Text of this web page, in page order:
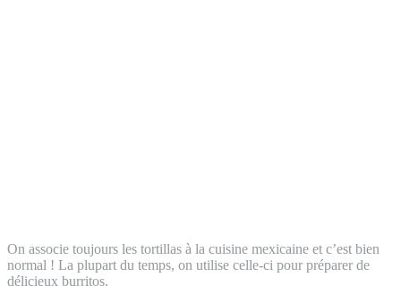
On associe toujours les tortillas à la cuisine mexicaine et c’est bien
normal ! La plupart du temps, on utilise celle-ci pour préparer de
délicieux burritos.